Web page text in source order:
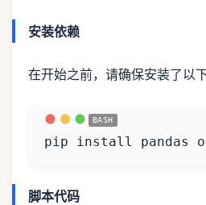
安装依赖
在开始之前，请确保安装了以
pip install pandas
脚本代码